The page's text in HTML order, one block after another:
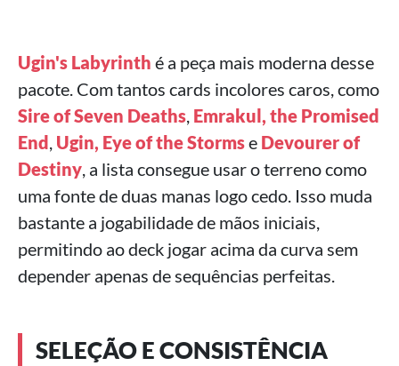
Ugin's Labyrinth é a peça mais moderna desse
pacote. Com tantos cards incolores caros, como
Sire of Seven Deaths, Emrakul, the Promised
End, Ugin, Eye of the Stormse Devourer of
Destiny, a lista consegue usar o terreno como
uma fonte de duas manas logo cedo. Isso muda
bastante a jogabilidade de mãos iniciais,
permitindo ao deck jogar acima da curva sem
depender apenas de sequências perfeitas.
SELEÇÃO E CONSISTÊNCIA